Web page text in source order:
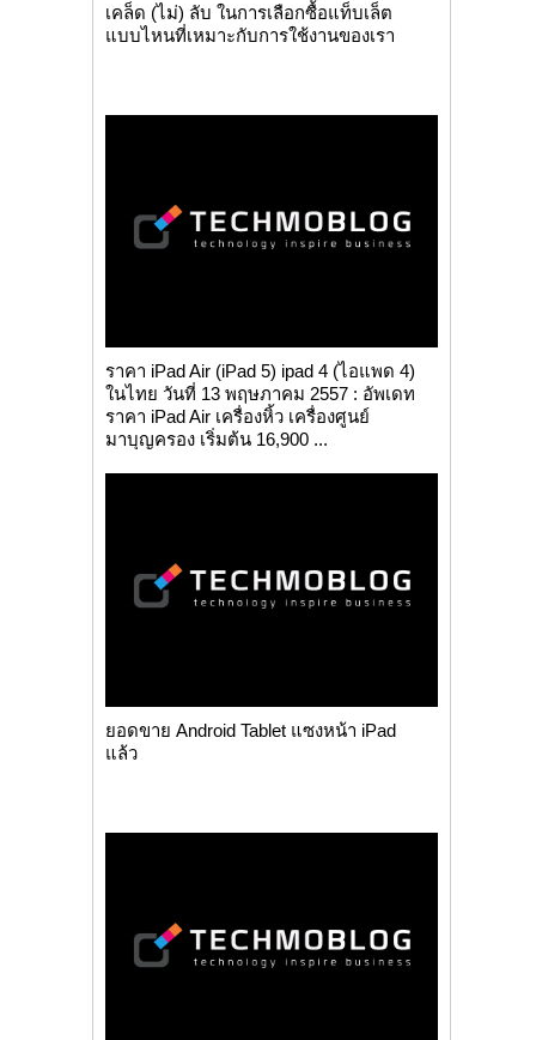
เคล็ด (ไม่) ลับ ในการเลือกซื้อแท็บเล็ต
แบบไหนที่เหมาะกับการใช้งานของเรา
ราคา iPad Air (iPad 5) ipad 4 (ไอแพด 4)
ในไทย วันที่ 13 พฤษภาคม 2557 : อัพเดท
ราคา iPad Air เครื่องหิ้ว เครื่องศูนย์
มาบุญครอง เริ่มต้น 16,900 ...
ยอดขาย Android Tablet แซงหน้า iPad
แล้ว